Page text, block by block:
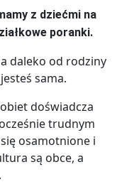
z dziećmi na
poranki.
daleko od rodziny
sama.
doświadcza
trudnym
osamotnione i
są obce, a